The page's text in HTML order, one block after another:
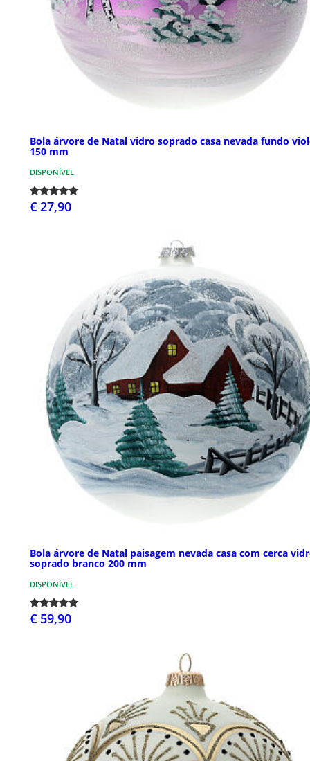
Bola árvore de Natal vidro soprado casa nevada fundo
150 mm
DISPONÍVEL
€ 27,90
Bola árvore de Natal paisagem nevada casa com cerca
soprado branco 200 mm
DISPONÍVEL
€ 59,90